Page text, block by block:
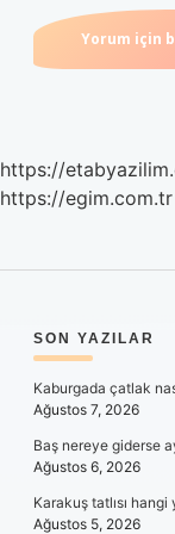
https://
https://egim.com.tr
SON YAZILAR
Kaburgada çatlak
Ağustos 7, 2026
Baş nereye giderse
Ağustos 6, 2026
Karakuş tatlısı
Ağustos 5, 2026